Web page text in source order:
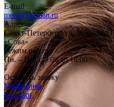
E-mail
medi@breman.ru
Адрес
Санкт-Петербург, ул. Маршала
«Сова»
Режим работы
Пн. – Пт.: с 9:00 до 18:00
Оставить заявку
Медицина
Каталог